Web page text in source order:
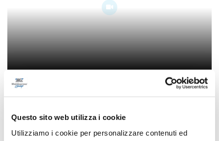
Questo sito web utilizza i cookie
Utilizziamo i cookie per personalizzare contenuti ed
In migliaia a Porto Sant’Elpidio per la notte
09/08/2026